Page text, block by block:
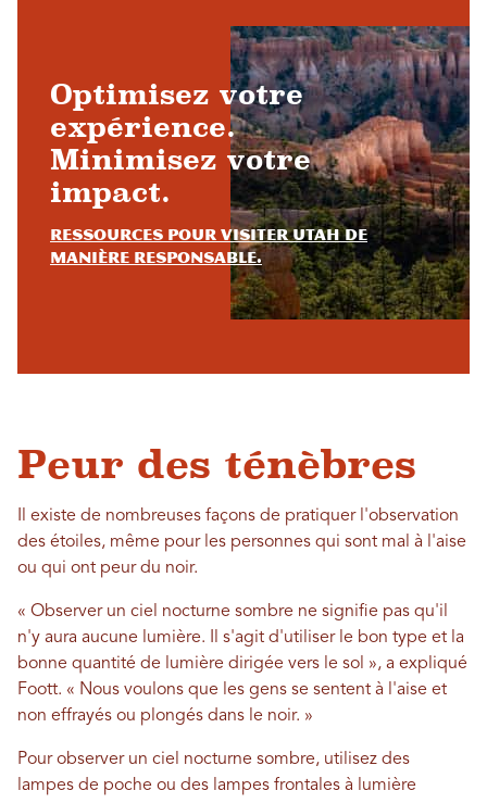
Optimisez votre
expérience.
Minimisez votre
impact.
Ressources pour visiter Utah de
manière responsable.
Peur des ténèbres
Il existe de nombreuses façons de pratiquer l'observation
des étoiles, même pour les personnes qui sont mal à l'aise
ou qui ont peur du noir.
« Observer un ciel nocturne sombre ne signifie pas qu'il
n'y aura aucune lumière. Il s'agit d'utiliser le bon type et la
bonne quantité de lumière dirigée vers le sol », a expliqué
Foott. « Nous voulons que les gens se sentent à l'aise et
non effrayés ou plongés dans le noir. »
Pour observer un ciel nocturne sombre, utilisez des
lampes de poche ou des lampes frontales à lumière